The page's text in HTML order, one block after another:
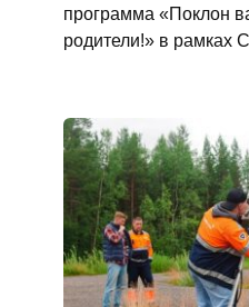
программа «Поклон
родители!» в рамках